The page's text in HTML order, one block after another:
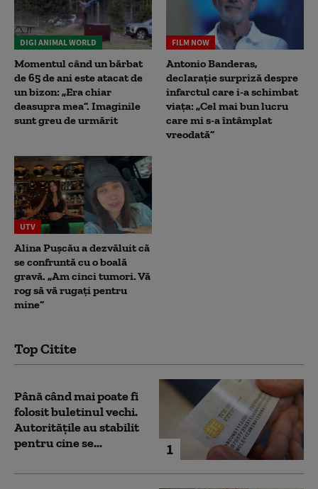
DIGI ANIMAL WORLD
Momentul când un bărbat
de 65 de ani este atacat de
un bizon: „Era chiar
deasupra mea”. Imaginile
sunt greu de urmărit
FILM NOW
Antonio Banderas,
declarație surpriză despre
infarctul care i-a schimbat
viața: „Cel mai bun lucru
care mi s-a întâmplat
vreodată”
UTV
Alina Pușcău a dezvăluit că
se confruntă cu o boală
gravă. „Am cinci tumori. Vă
rog să vă rugați pentru
mine”
Top Citite
1
Până când mai poate fi
folosit buletinul vechi.
Autoritățile au stabilit
pentru cine se...